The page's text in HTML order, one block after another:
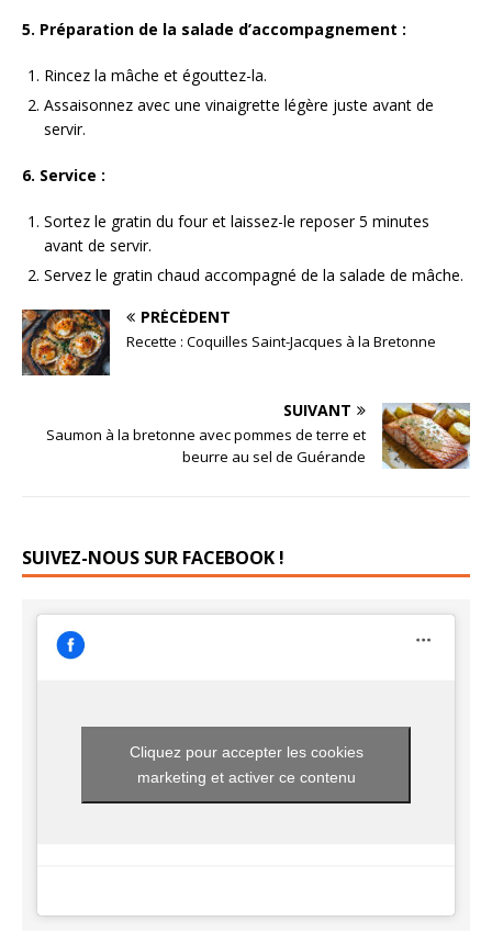
5. Préparation de la salade d’accompagnement :
Rincez la mâche et égouttez-la.
Assaisonnez avec une vinaigrette légère juste avant de
servir.
6. Service :
Sortez le gratin du four et laissez-le reposer 5 minutes
avant de servir.
Servez le gratin chaud accompagné de la salade de mâche.
PRÉCÉDENT
Recette : Coquilles Saint-Jacques à la Bretonne
SUIVANT
Saumon à la bretonne avec pommes de terre et
beurre au sel de Guérande
SUIVEZ-NOUS SUR FACEBOOK !
Cliquez pour accepter les cookies
marketing et activer ce contenu